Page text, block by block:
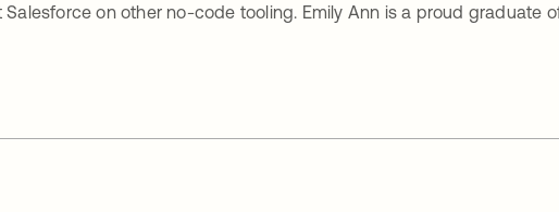
Salesforce on other no-code tooling. Emily Ann is a proud graduate